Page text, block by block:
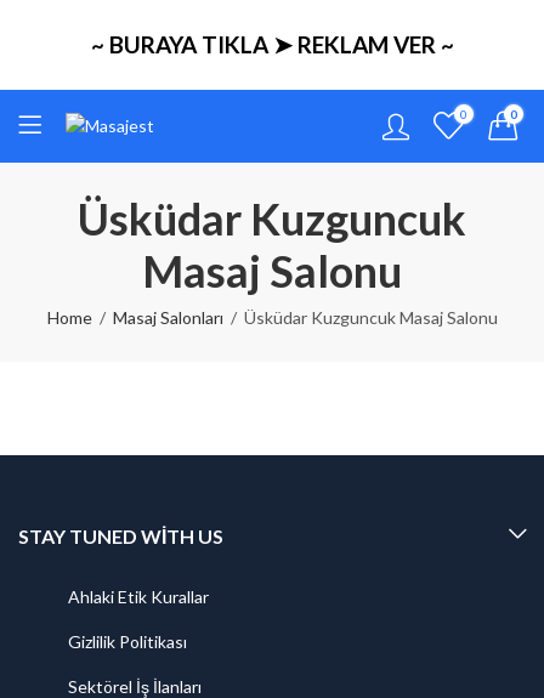
~ BURAYA TIKLA ➤ REKLAM VER ~
0 0
Üsküdar Kuzguncuk
Masaj Salonu
Home Masaj Salonları Üsküdar Kuzguncuk Masaj Salonu
STAY TUNED WITH US
Ahlaki Etik Kurallar
Gizlilik Politikası
Sektörel İş İlanları